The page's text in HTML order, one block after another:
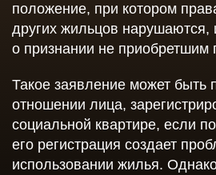
положение, при котором
других жильцов нарушаются,
о признании не приобретшим
Такое заявление может быть
отношении лица,
социальной квартире, если
его регистрация создает
использовании жилья.